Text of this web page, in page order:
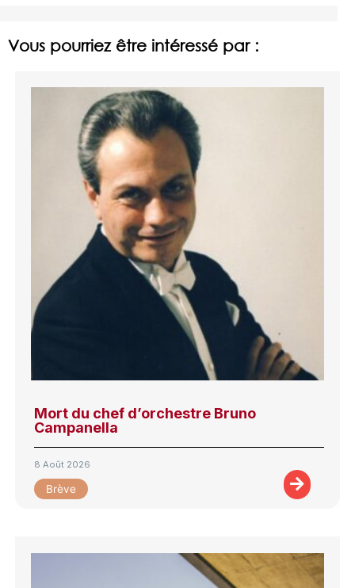
Vous pourriez être intéressé par :
Mort du chef d’orchestre Bruno
Campanella
8 Août 2026
Brève